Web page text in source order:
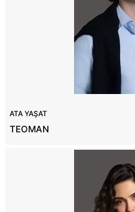
ATA YAŞAT
TEOMAN